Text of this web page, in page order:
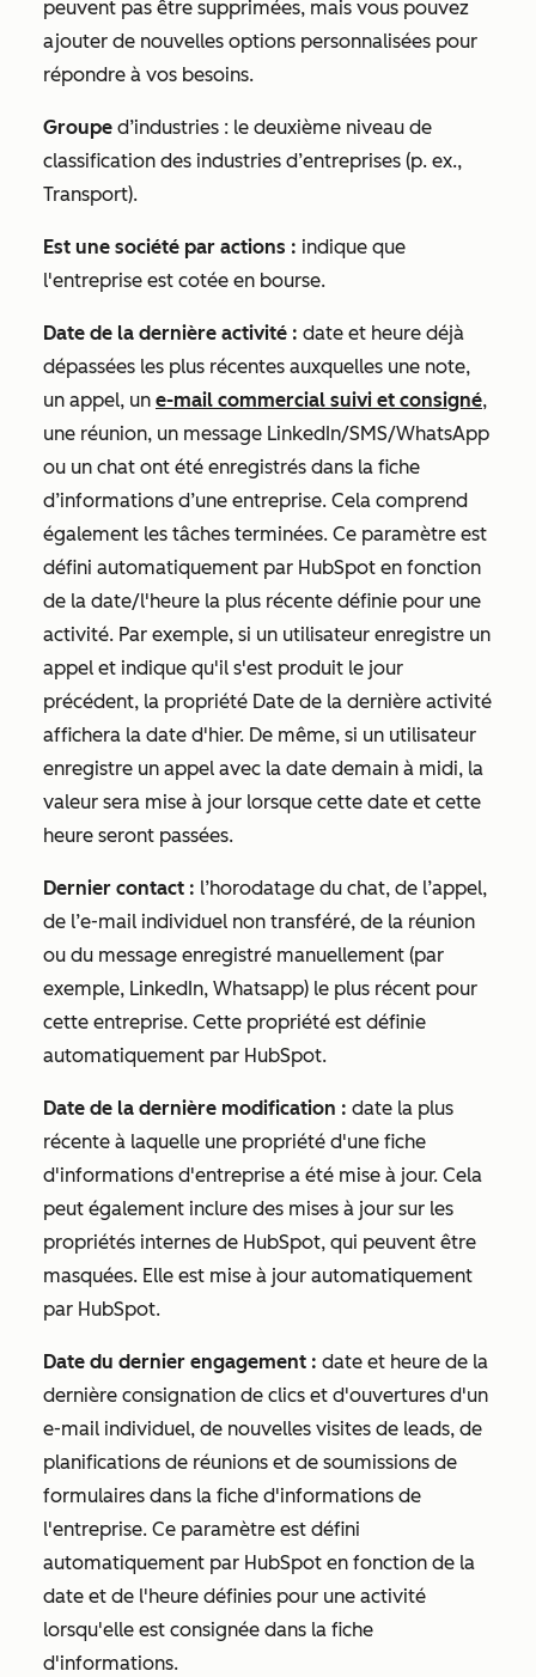
peuvent pas être supprimées, mais vous pouvez
ajouter de nouvelles options personnalisées pour
répondre à vos besoins.
Groupe d’industries : le deuxième niveau de
classification des industries d’entreprises (p. ex.,
Transport).
Est une société par actions : indique que
l'entreprise est cotée en bourse.
Date de la dernière activité : date et heure déjà
dépassées les plus récentes auxquelles une note,
un appel, un e-mail commercial suivi et consigné,
une réunion, un message LinkedIn/SMS/WhatsApp
ou un chat ont été enregistrés dans la fiche
d’informations d’une entreprise. Cela comprend
également les tâches terminées. Ce paramètre est
défini automatiquement par HubSpot en fonction
de la date/l'heure la plus récente définie pour une
activité. Par exemple, si un utilisateur enregistre un
appel et indique qu'il s'est produit le jour
précédent, la propriété Date de la dernière activité
affichera la date d'hier. De même, si un utilisateur
enregistre un appel avec la date demain à midi, la
valeur sera mise à jour lorsque cette date et cette
heure seront passées.
Dernier contact : l’horodatage du chat, de l’appel,
de l’e-mail individuel non transféré, de la réunion
ou du message enregistré manuellement (par
exemple, LinkedIn, Whatsapp) le plus récent pour
cette entreprise. Cette propriété est définie
automatiquement par HubSpot.
Date de la dernière modification : date la plus
récente à laquelle une propriété d'une fiche
d'informations d'entreprise a été mise à jour. Cela
peut également inclure des mises à jour sur les
propriétés internes de HubSpot, qui peuvent être
masquées. Elle est mise à jour automatiquement
par HubSpot.
Date du dernier engagement : date et heure de la
dernière consignation de clics et d'ouvertures d'un
e-mail individuel, de nouvelles visites de leads, de
planifications de réunions et de soumissions de
formulaires dans la fiche d'informations de
l'entreprise. Ce paramètre est défini
automatiquement par HubSpot en fonction de la
date et de l'heure définies pour une activité
lorsqu'elle est consignée dans la fiche
d'informations.